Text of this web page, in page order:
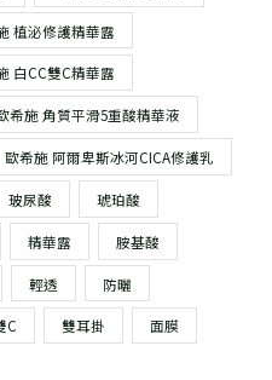
植泌修護精華露
白CC雙C精華露
希施 角質平滑5重酸精華液
歐希施 阿爾卑斯冰河CICA修護乳
玻尿酸 琥珀酸
精華露 胺基酸
輕透 防曬
C 雙耳掛 面膜